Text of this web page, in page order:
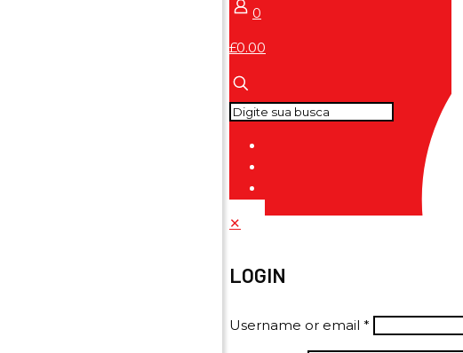
0
£0.00
✕
LOGIN
Username or email *